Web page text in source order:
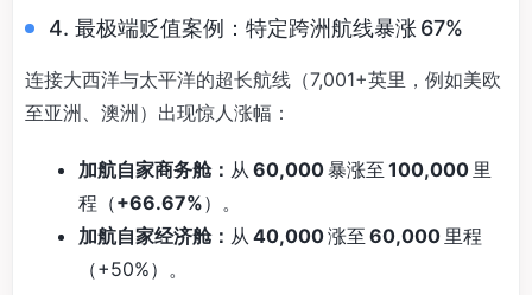
4. 最极端贬值案例：特定跨洲航线暴涨 67%
连接大西洋与太平洋的超长航线（7,001+英里，例如美欧
至亚洲、澳洲）出现惊人涨幅：
加航自家商务舱： 从 60,000暴涨至 100,000 里
程（+66.67%）。
加航自家经济舱： 从 40,000涨至 60,000 里程
（+50%）。